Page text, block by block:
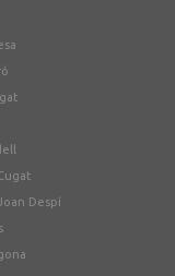
Despí